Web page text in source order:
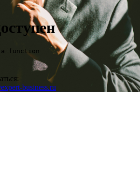
function
business.ru